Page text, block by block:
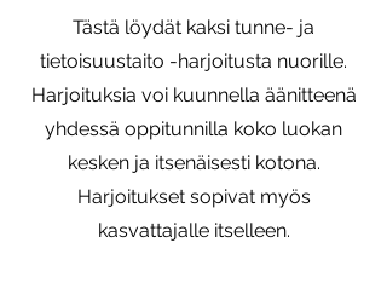
Tästä löydät kaksi tunne- ja
tietoisuustaito -harjoitusta nuorille.
Harjoituksia voi kuunnella äänitteenä
yhdessä oppitunnilla koko luokan
kesken ja itsenäisesti kotona.
Harjoitukset sopivat myös
kasvattajalle itselleen.